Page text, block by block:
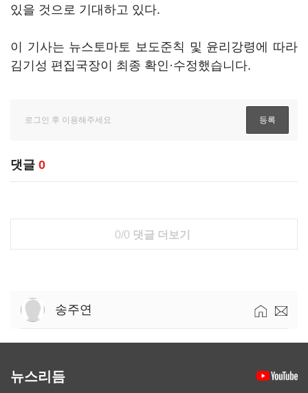
있을 것으로 기대하고 있다.
이 기사는 뉴스토마토 보도준칙 및 윤리강령에 따라
김기성 편집국장이 최종 확인·수정했습니다.
댓글 0
0/0 댓글 더보기
송주연
뉴스리듬